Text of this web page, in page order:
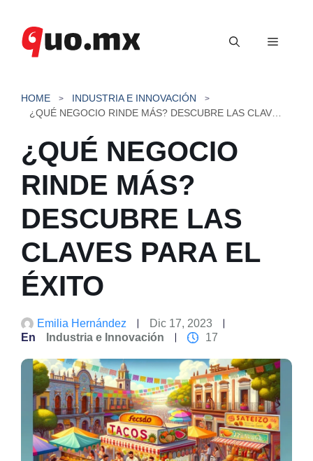
contenido
Menú
HOME
INDUSTRIA E INNOVACIÓN
¿QUÉ NEGOCIO
RINDE MÁS?
DESCUBRE LAS
CLAVES PARA EL
ÉXITO
Emilia Hernández
Dic 17, 2023
En
Industria e Innovación 17